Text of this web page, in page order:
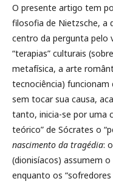
O presente artigo tem
filosofia de Nietzsche, a
centro da pergunta pelo
“terapias” culturais
metafísica, a arte
tecnociência)
sem tocar sua causa,
tanto, inicia-se por uma
teórico” de Sócrates o
nascimento da tragédia:
(dionisíacos) assumem
enquanto os